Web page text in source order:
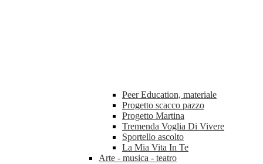
Peer Education, materiale
Progetto scacco pazzo
Progetto Martina
Tremenda Voglia Di Vivere
Sportello ascolto
La Mia Vita In Te
Arte - musica - teatro